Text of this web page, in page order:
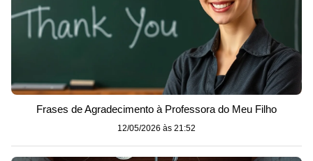
Frases de Agradecimento à Professora do Meu Filho
12/05/2026 às 21:52